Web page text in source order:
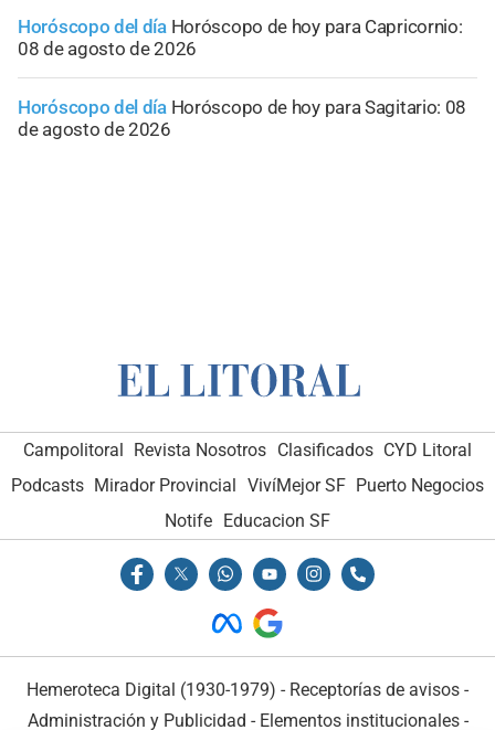
Horóscopo del día Horóscopo de hoy para Capricornio:
08 de agosto de 2026
Horóscopo del día Horóscopo de hoy para Sagitario: 08
de agosto de 2026
Campolitoral Revista Nosotros Clasificados CYD Litoral
Podcasts Mirador Provincial VivíMejor SF Puerto Negocios
Notife Educacion SF
Hemeroteca Digital (1930-1979) - Receptorías de avisos -
Administración y Publicidad - Elementos institucionales-